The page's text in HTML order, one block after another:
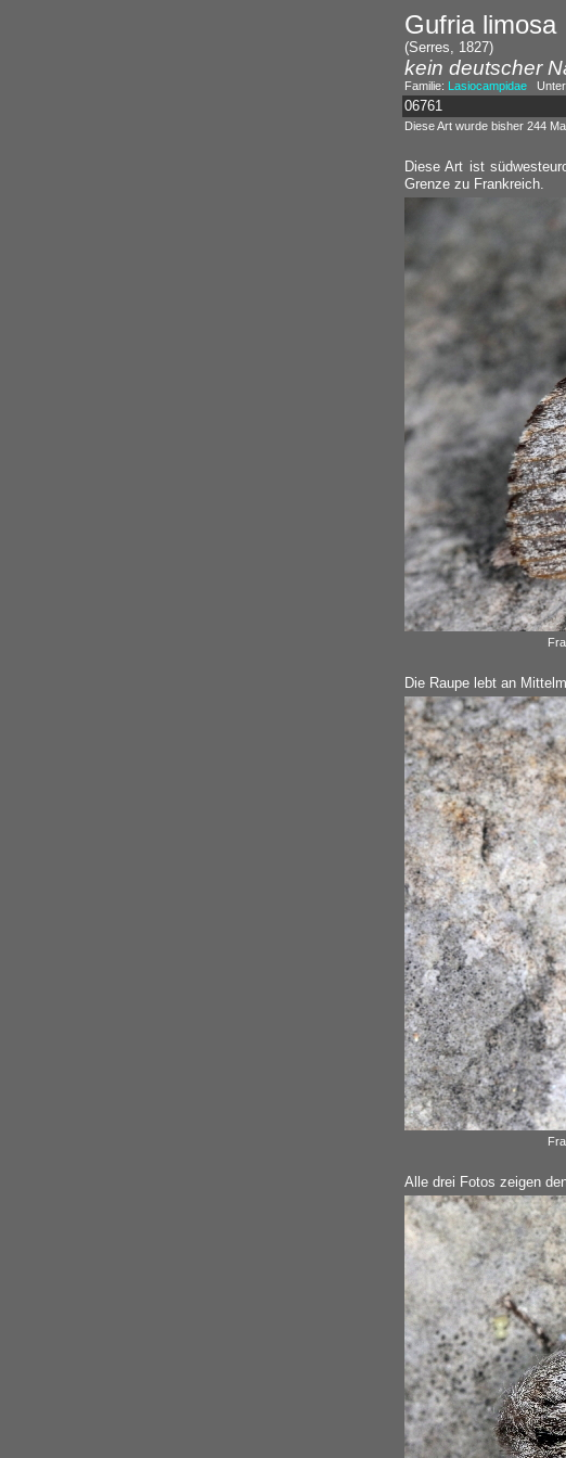
Gufria limosa
(Serres, 1827)
kein deutscher
Familie: Lasiocampidae
06761
Diese Art wurde bisher 244
Diese Art ist
Grenze zu Frankreich.
Die Raupe lebt an
Alle drei Fotos zeigen